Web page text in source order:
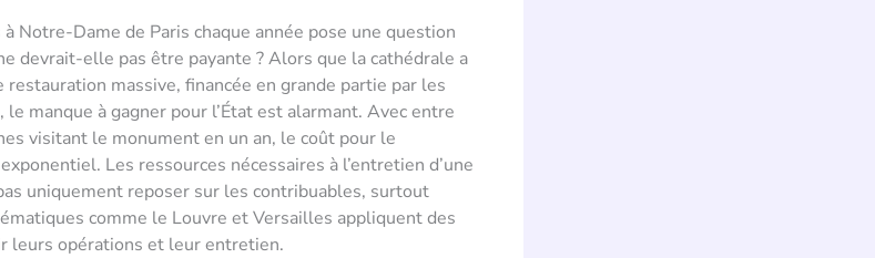
Notre-Dame de Paris chaque année pose une question
devrait-elle pas être payante ? Alors que la cathédrale a
restauration massive, financée en grande partie par les
manque à gagner pour l’État est alarmant. Avec entre
visitant le monument en un an, le coût pour le
Les ressources nécessaires à l’entretien d’une
uniquement reposer sur les contribuables, surtout
comme le Louvre et Versailles appliquent des
leurs opérations et leur entretien.